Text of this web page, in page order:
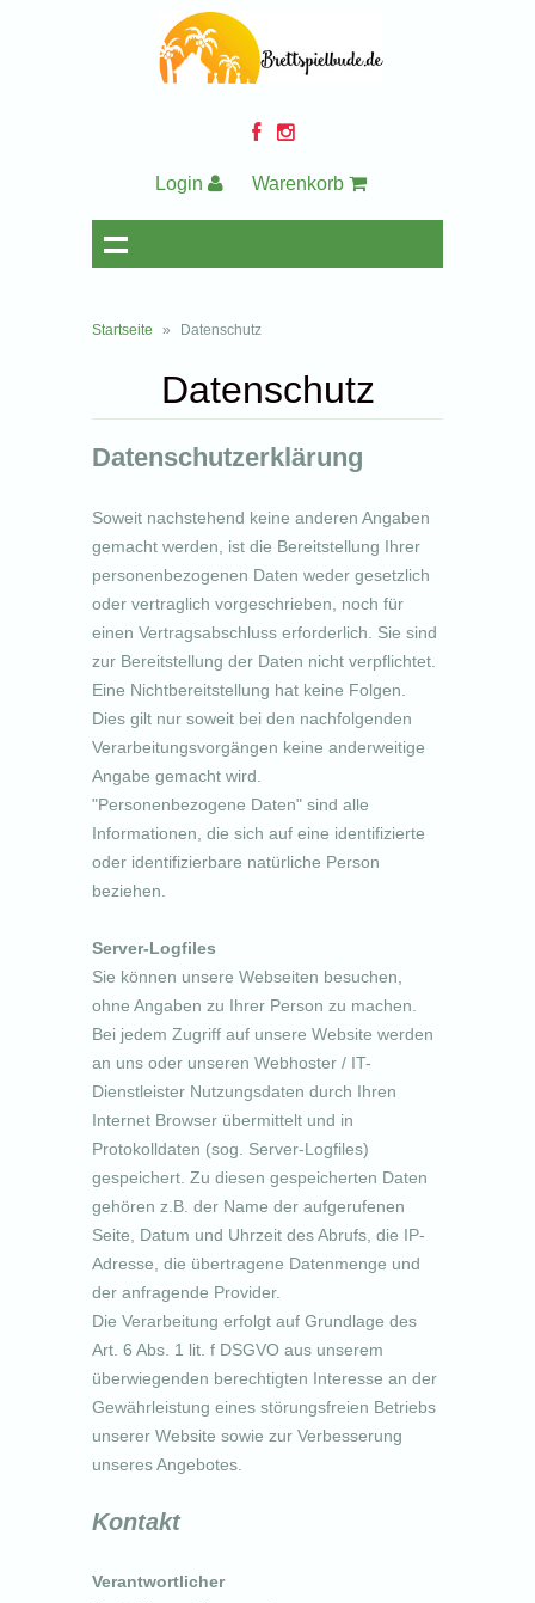
Login Warenkorb
Startseite » Datenschutz
Datenschutz
Datenschutzerklärung
Soweit nachstehend keine anderen Angaben
gemacht werden, ist die Bereitstellung Ihrer
personenbezogenen Daten weder gesetzlich
oder vertraglich vorgeschrieben, noch für
einen Vertragsabschluss erforderlich. Sie sind
zur Bereitstellung der Daten nicht verpflichtet.
Eine Nichtbereitstellung hat keine Folgen.
Dies gilt nur soweit bei den nachfolgenden
Verarbeitungsvorgängen keine anderweitige
Angabe gemacht wird.
"Personenbezogene Daten" sind alle
Informationen, die sich auf eine identifizierte
oder identifizierbare natürliche Person
beziehen.
Server-Logfiles
Sie können unsere Webseiten besuchen,
ohne Angaben zu Ihrer Person zu machen.
Bei jedem Zugriff auf unsere Website werden
an uns oder unseren Webhoster / IT-
Dienstleister Nutzungsdaten durch Ihren
Internet Browser übermittelt und in
Protokolldaten (sog. Server-Logfiles)
gespeichert. Zu diesen gespeicherten Daten
gehören z.B. der Name der aufgerufenen
Seite, Datum und Uhrzeit des Abrufs, die IP-
Adresse, die übertragene Datenmenge und
der anfragende Provider.
Die Verarbeitung erfolgt auf Grundlage des
Art. 6 Abs. 1 lit. f DSGVO aus unserem
überwiegenden berechtigten Interesse an der
Gewährleistung eines störungsfreien Betriebs
unserer Website sowie zur Verbesserung
unseres Angebotes.
Kontakt
Verantwortlicher